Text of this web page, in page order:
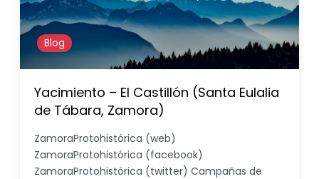
Blog
Yacimiento – El Castillón (Santa Eulalia
de Tábara, Zamora)
ZamoraProtohistórica (web)
ZamoraProtohistórica (facebook)
ZamoraProtohistórica (twitter) Campañas de